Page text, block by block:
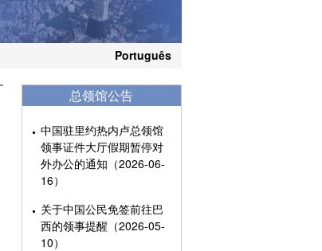
Português
总领馆公告
中国驻里约热内卢总领馆
领事证件大厅假期暂停对
外办公的通知（2026-06-
16）
关于中国公民免签前往巴
西的领事提醒（2026-05-
10）